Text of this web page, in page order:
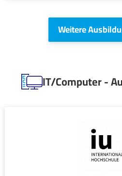
Weitere
IT/Computer -